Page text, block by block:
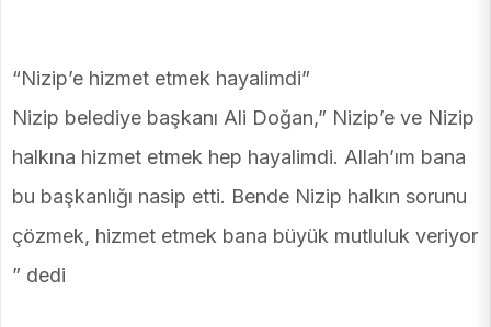
“Nizip’e hizmet etmek hayalimdi”
Nizip belediye başkanı Ali Doğan,” Nizip’e ve Nizip
halkına hizmet etmek hep hayalimdi. Allah’ım bana
bu başkanlığı nasip etti. Bende Nizip halkın sorunu
çözmek, hizmet etmek bana büyük mutluluk veriyor
” dedi